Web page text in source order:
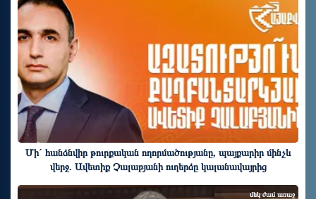
Մի´ հանձնվիր թուրքական ողորմածությանը, պայքարիր մինչև
վերջ. Ավետիք Չալաբյանի ուղերձը կալանավայրից
մեկ ժամ առաջ